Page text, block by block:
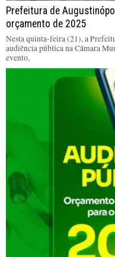
Prefeitura de
orçamento de 2025
Nesta quinta-feira (21), a
audiência pública na Câmara
evento,